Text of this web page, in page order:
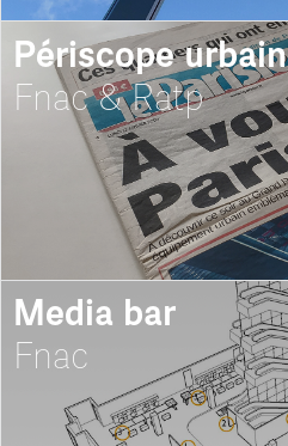
Périscope urbain
Fnac & Ratp
Media bar
Fnac